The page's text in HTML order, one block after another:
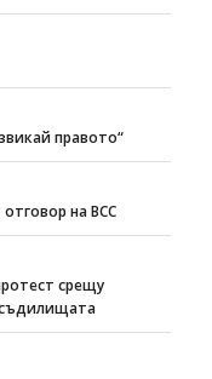
правото“
на ВСС
срещу